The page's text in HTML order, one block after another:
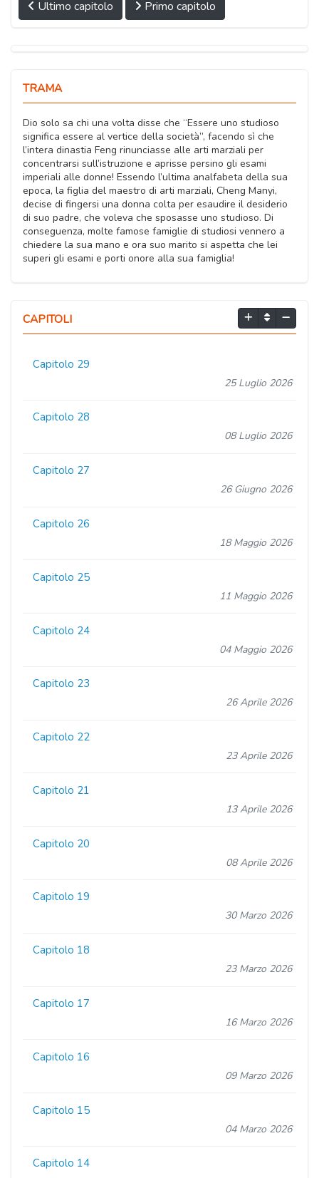
Ultimo capitolo
Primo capitolo
TRAMA
Dio solo sa chi una volta disse che “Essere uno studioso
significa essere al vertice della società”, facendo sì che
l’intera dinastia Feng rinunciasse alle arti marziali per
concentrarsi sull’istruzione e aprisse persino gli esami
imperiali alle donne! Essendo l’ultima analfabeta della sua
epoca, la figlia del maestro di arti marziali, Cheng Manyi,
decise di fingersi una donna colta per esaudire il desiderio
di suo padre, che voleva che sposasse uno studioso. Di
conseguenza, molte famose famiglie di studiosi vennero a
chiedere la sua mano e ora suo marito si aspetta che lei
superi gli esami e porti onore alla sua famiglia!
CAPITOLI
Capitolo 29
25 Luglio 2026
Capitolo 28
08 Luglio 2026
Capitolo 27
26 Giugno 2026
Capitolo 26
18 Maggio 2026
Capitolo 25
11 Maggio 2026
Capitolo 24
04 Maggio 2026
Capitolo 23
26 Aprile 2026
Capitolo 22
23 Aprile 2026
Capitolo 21
13 Aprile 2026
Capitolo 20
08 Aprile 2026
Capitolo 19
30 Marzo 2026
Capitolo 18
23 Marzo 2026
Capitolo 17
16 Marzo 2026
Capitolo 16
09 Marzo 2026
Capitolo 15
04 Marzo 2026
Capitolo 14